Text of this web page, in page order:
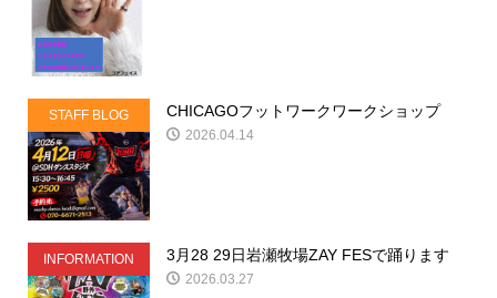
STAFF BLOG CHICAGOフットワークワークショップ
2026.04.14
INFORMATION 3月28 29日岩瀬牧場ZAY FESで踊ります
2026.03.27